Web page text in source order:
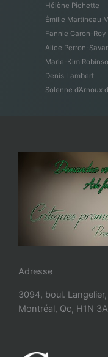
Hélène Pichette
Émilie Martineau-
Fannie Caron-Roy
Alice Perron-
Marie-Kim
Denis Lambert
Solenne d’Arnoux
Adresse
3094, boul. Langelier,
Montréal, Qc, H1N